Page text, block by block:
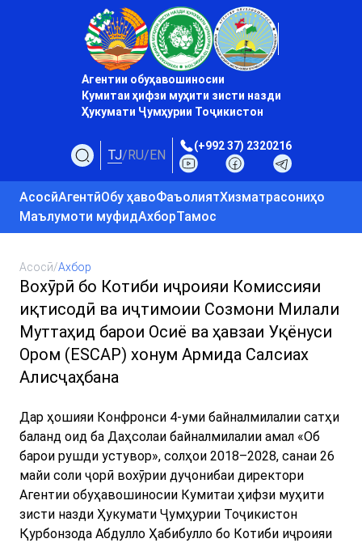
Агентии обуҳавошиносии
Кумитаи ҳифзи муҳити зисти назди
Ҳукумати Ҷумҳурии Тоҷикистон
TJ/RU/EN
(+992 37) 2320216
АсосӣАгентӣОбу ҳавоФаъолиятХизматрасониҳо
Маълумоти муфидАхборТамос
Асосӣ/Ахбор
Вохӯрӣ бо Котиби иҷроияи Комиссияи
иқтисодӣ ва иҷтимоии Созмони Милали
Муттаҳид барои Осиё ва ҳавзаи Уқёнуси
Ором (ESCAP) хонум Армида Салсиах
Алисҷаҳбана
Дар ҳошияи Конфронси 4-уми байналмилалии сатҳи
баланд оид ба Даҳсолаи байналмилалии амал «Об
барои рушди устувор», солҳои 2018–2028, санаи 26
майи соли ҷорӣ вохӯрии дуҷонибаи директори
Агентии обуҳавошиносии Кумитаи ҳифзи муҳити
зисти назди Ҳукумати Ҷумҳурии Тоҷикистон
Қурбонзода Абдулло Ҳабибулло бо Котиби иҷроияи